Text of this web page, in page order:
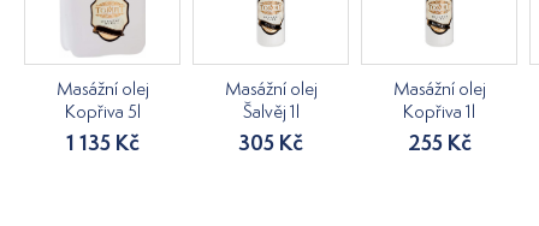
Masážní olej
Kopřiva 5l
1 135 Kč
Masážní olej
Šalvěj 1l
305 Kč
Masážní olej
Kopřiva 1l
255 Kč